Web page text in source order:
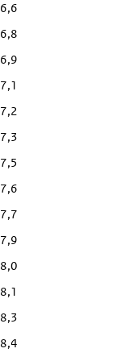
6,6
6,8
6,9
7,1
7,2
7,3
7,5
7,6
7,7
7,9
8,0
8,1
8,3
8,4